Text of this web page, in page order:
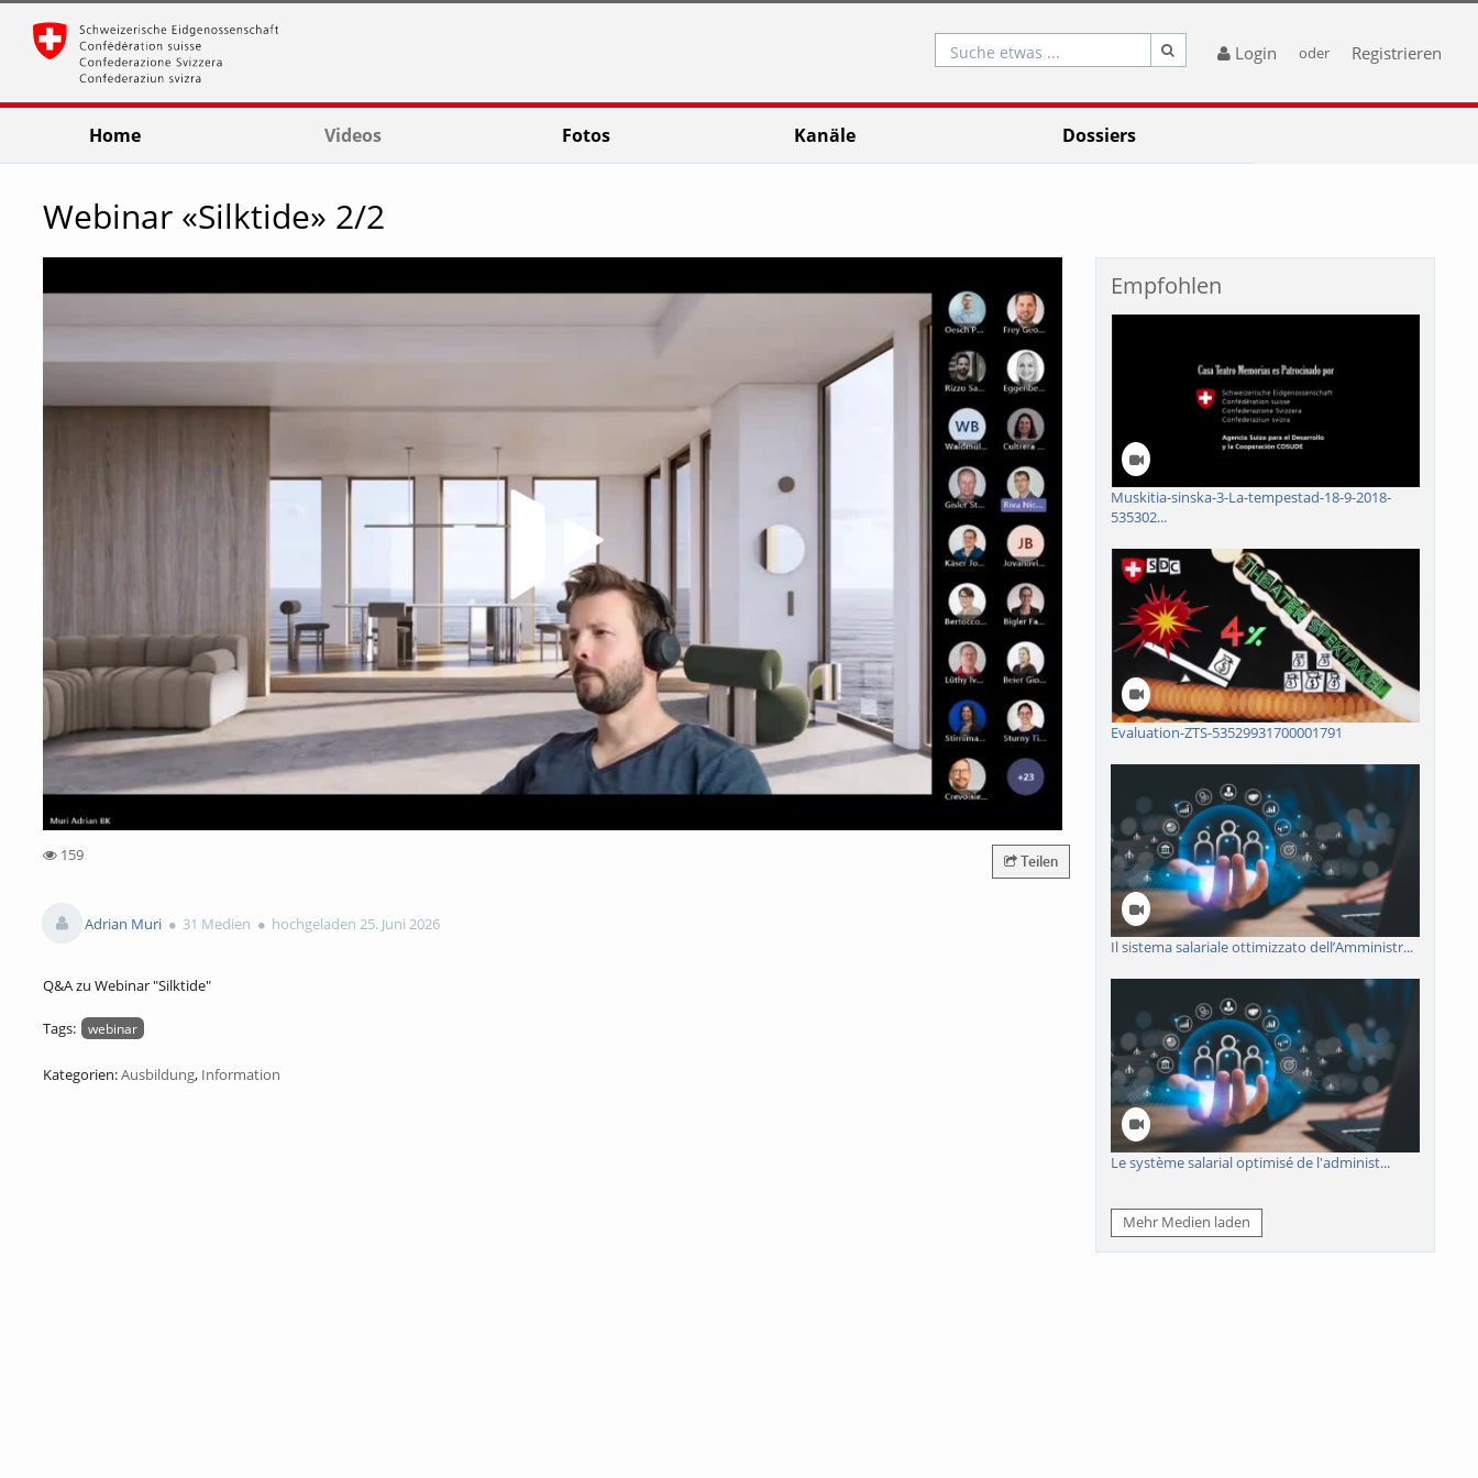
Suche etwas ... Login oder Registrieren
Home Videos Fotos Kanäle Dossiers
Webinar «Silktide» 2/2
Video abspielen
159
Teilen
Adrian Muri 31 Medien hochgeladen 25. Juni 2026
Q&A zu Webinar "Silktide"
Tags: webinar
Kategorien:Ausbildung, Information
Empfohlen
Muskitia-sinska-3-La-tempestad-18-9-2018-
535302...
Evaluation-ZTS-53529931700001791
Il sistema salariale ottimizzato dell’Amministr...
Le système salarial optimisé de l'administ...
Mehr Medien laden